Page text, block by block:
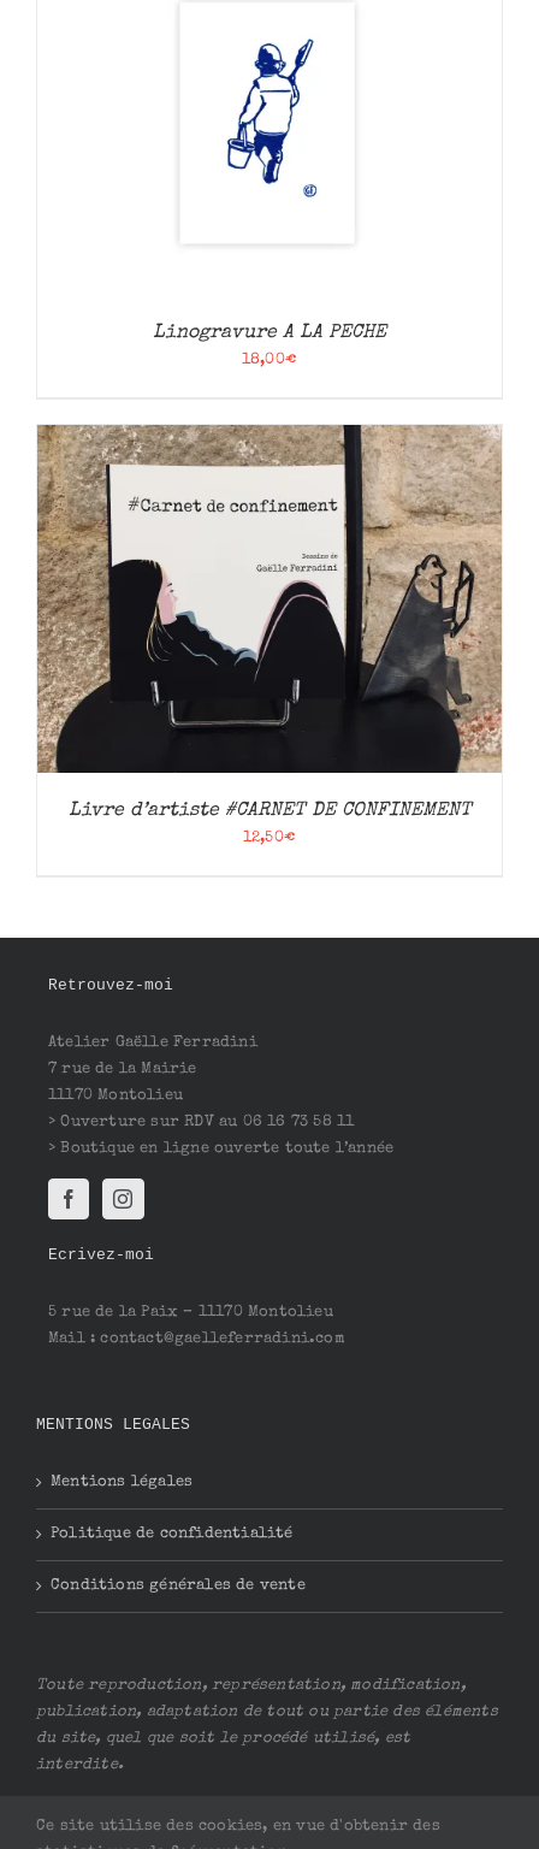
Linogravure A LA PECHE
18,00€
Livre d’artiste #CARNET DE CONFINEMENT
12,50€
Retrouvez-moi
Atelier Gaëlle Ferradini
7 rue de la Mairie
11170 Montolieu
> Ouverture sur RDV au 06 16 73 58 11
> Boutique en ligne ouverte toute l’année
Ecrivez-moi
5 rue de la Paix – 11170 Montolieu
Mail : contact@gaelleferradini.com
MENTIONS LEGALES
Mentions légales
Politique de confidentialité
Conditions générales de vente
Toute reproduction, représentation, modification,
publication, adaptation de tout ou partie des éléments
du site, quel que soit le procédé utilisé, est
interdite.
Ce site utilise des cookies, en vue d'obtenir des